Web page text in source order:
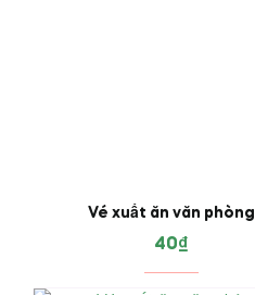
Vé xuất ăn văn phòng
40₫